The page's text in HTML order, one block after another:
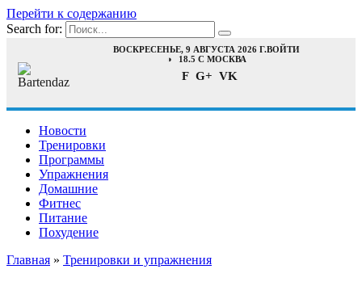
Перейти к содержанию
Search for:
ВОСКРЕСЕНЬЕ, 9 АВГУСТА 2026 Г.ВОЙТИ
18.5 C МОСКВА
F G+ VK
Новости
Тренировки
Программы
Упражнения
Домашние
Фитнес
Питание
Похудение
Главная » Тренировки и упражнения